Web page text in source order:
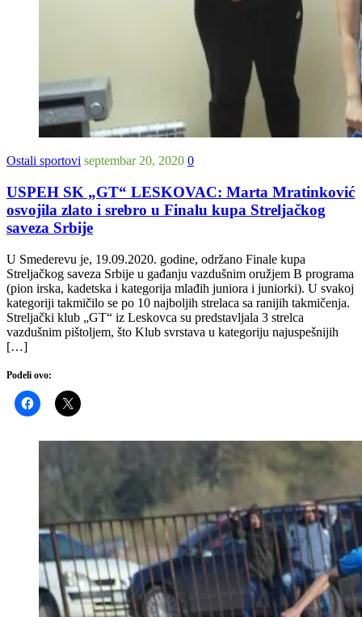
Ostali sportovi septembar 20, 2020 0
USPEH SK „GT“ LESKOVAC: Marta Mratinković
osvojila zlato i srebro u Finalu kupa Streljačkog
saveza Srbije
U Smederevu je, 19.09.2020. godine, održano Finale kupa
Streljačkog saveza Srbije u gađanju vazdušnim oružjem B programa
(pion irska, kadetska i kategorija mlađih juniora i juniorki). U svakoj
kategoriji takmičilo se po 10 najboljih strelaca sa ranijih takmičenja.
Streljački klub „GT“ iz Leskovca su predstavljala 3 strelca
vazdušnim pištoljem, što Klub svrstava u kategoriju najuspešnijih
[…]
Podeli ovo: